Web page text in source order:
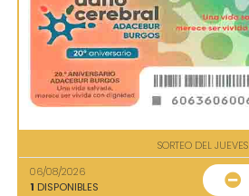
SORTEO DEL JUEVES
06/08/2026
1 DISPONIBLES